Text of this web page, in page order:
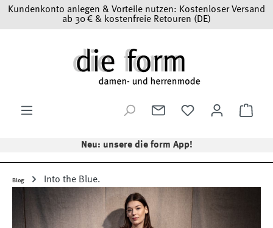
Zum Hauptinhalt springen
Kundenkonto anlegen & Vorteile nutzen: Kostenloser Versand
ab 30 € & kostenfreie Retouren (DE)
Neu: unsere die form App!
Blog Into the Blue.